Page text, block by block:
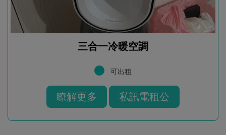
三合一冷暖空調
可出租
瞭解更多 私訊電租公